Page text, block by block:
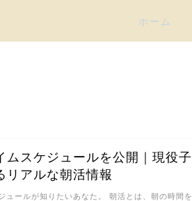
ホーム
ムスケジュールを公開｜現役子
リアルな朝活情報
ュールが知りたいあなた。 朝活とは、朝の時間を